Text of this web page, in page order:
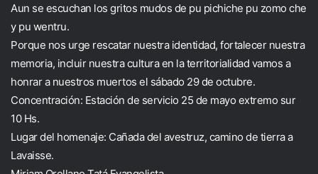
Aun se escuchan los gritos mudos de pu pichiche pu zomo che
y pu wentru.
Porque nos urge rescatar nuestra identidad, fortalecer nuestra
memoria, incluir nuestra cultura en la territorialidad vamos a
honrar a nuestros muertos el sábado 29 de octubre.
Concentración: Estación de servicio 25 de mayo extremo sur
10 Hs.
Lugar del homenaje: Cañada del avestruz, camino de tierra a
Lavaisse.